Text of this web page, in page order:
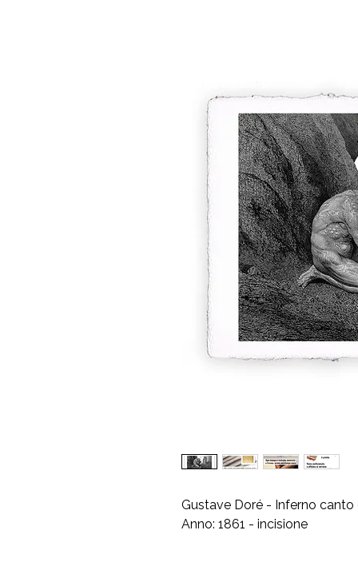
Gustave Doré - Inferno canto
Anno: 1861 - incisione